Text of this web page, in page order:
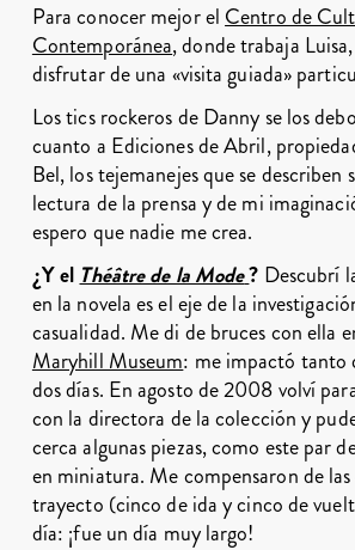
Para conocer mejor el Centro de
Contemporánea, donde trabaja
disfrutar de una «visita guiada»
Los tics rockeros de Danny se los
cuanto a Ediciones de Abril,
Bel, los tejemanejes que se describen
lectura de la prensa y de mi
espero que nadie me crea.
¿Y el Théâtre de la Mode? Descubrí
en la novela es el eje de la
casualidad. Me di de bruces con ella
Maryhill Museum: me impactó tanto
dos días. En agosto de 2008 volví
con la directora de la colección y
cerca algunas piezas, como este par
en miniatura. Me compensaron de
trayecto (cinco de ida y cinco de
día: ¡fue un día muy largo!